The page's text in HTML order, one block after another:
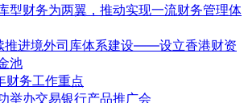
型财务为两翼，推动实现一流财务管理体
推进境外司库体系建设——设立香港财资
池
务工作重点
举办交易银行产品推广会